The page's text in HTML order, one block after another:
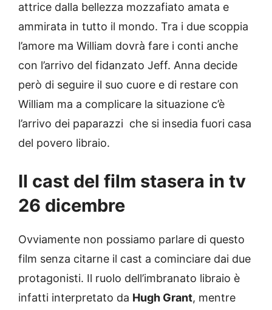
attrice dalla bellezza mozzafiato amata e
ammirata in tutto il mondo. Tra i due scoppia
l’amore ma William dovrà fare i conti anche
con l’arrivo del fidanzato Jeff. Anna decide
però di seguire il suo cuore e di restare con
William ma a complicare la situazione c’è
l’arrivo dei paparazzi che si insedia fuori casa
del povero libraio.
Il cast del film stasera in tv
26 dicembre
Ovviamente non possiamo parlare di questo
film senza citarne il cast a cominciare dai due
protagonisti. Il ruolo dell’imbranato libraio è
infatti interpretato da Hugh Grant, mentre